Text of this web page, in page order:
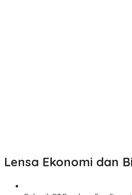
Lensa Ekonomi dan